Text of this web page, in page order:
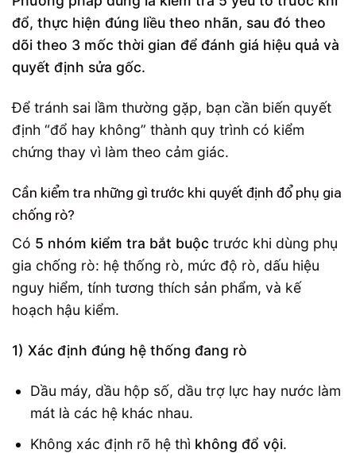
đổ, thực hiện đúng liều theo nhãn, sau đó theo
dõi theo 3 mốc thời gian để đánh giá hiệu quả và
quyết định sửa gốc.
Để tránh sai lầm thường gặp, bạn cần biến quyết
định “đổ hay không” thành quy trình có kiểm
chứng thay vì làm theo cảm giác.
Cần kiểm tra những gì trước khi quyết định đổ phụ gia
chống rò?
Có 5 nhóm kiểm tra bắt buộc trước khi dùng phụ
gia chống rò: hệ thống rò, mức độ rò, dấu hiệu
nguy hiểm, tính tương thích sản phẩm, và kế
hoạch hậu kiểm.
1) Xác định đúng hệ thống đang rò
Dầu máy, dầu hộp số, dầu trợ lực hay nước làm
mát là các hệ khác nhau.
Không xác định rõ hệ thì không đổ vội.